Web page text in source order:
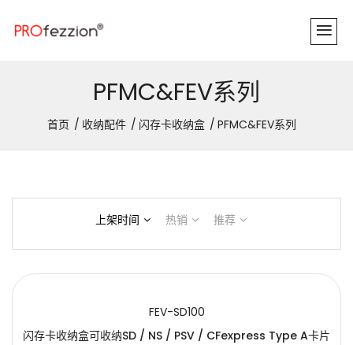
PFMC&FEV系列
首页 收纳配件 闪存卡收纳盒 PFMC&FEV系列
上架时间 热销 推荐
FEV-SD100
闪存卡收纳盒可收纳SD / NS / PSV / CFexpress Type A卡片